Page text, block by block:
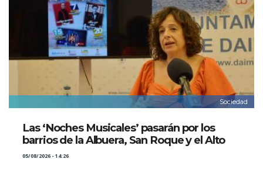
Sociedad
Las ‘Noches Musicales’ pasarán por los
barrios de la Albuera, San Roque y el Alto
05/08/2026 - 14:26